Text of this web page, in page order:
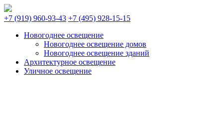
+7 (919) 960-93-43 +7 (495) 928-15-15
Новогоднее освещение
Новогоднее освещение домов
Новогоднее освещение зданий
Архитектурное освещение
Уличное освещение